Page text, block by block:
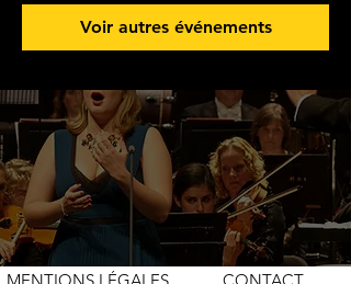
Voir autres événements